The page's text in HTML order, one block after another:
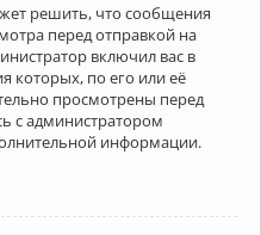
решить, что сообщения
перед отправкой на
включил вас в
которых, по его или её
просмотрены перед
с администратором
информации.